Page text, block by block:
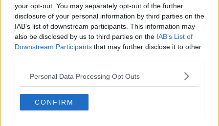
your opt-out. You may separately opt-out of the further
disclosure of your personal information by third parties on the
IAB’s list of downstream participants. This information may
also be disclosed by us to third parties on the IAB’s List of
Downstream Participants that may further disclose it to other
Personal Data Processing Opt Outs
CONFIRM
​Cane ti amo, ma non ti curo
Inso chiede l'amministrazione straordinaria
Cinque nuovi autobus per il servizio extraurbano
Lunedì di allerta per il vento forte
David Baroncelli vince nel comune unico con il
71%
Maltempo, torrenti monitorati fino a sera